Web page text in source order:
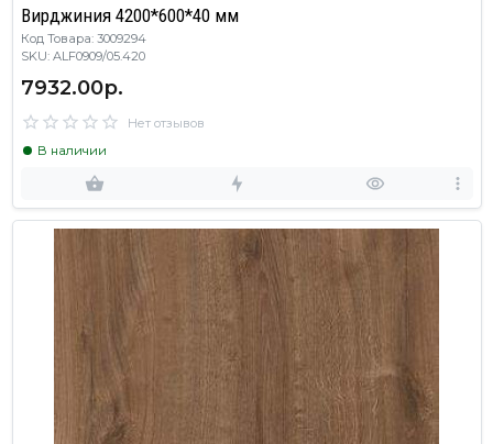
Вирджиния 4200*600*40 мм
Код Товара: 3009294
SKU: ALF0909/05.420
7932.00р.
Нет отзывов
В наличии